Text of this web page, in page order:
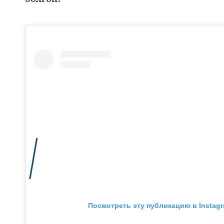
Посмотреть эту публикацию в